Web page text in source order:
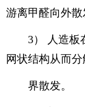
游离甲醛向外散
3） 人造板在
网状结构从而
界散发。